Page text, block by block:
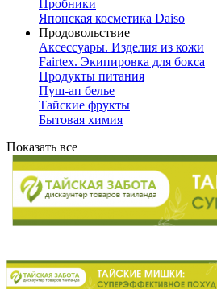
Пробники
Японская косметика Daiso
Продовольствие
Аксессуары. Изделия из кожи
Fairtex. Экипировка для бокса
Продукты питания
Пуш-ап белье
Тайские фрукты
Бытовая химия
Показать все